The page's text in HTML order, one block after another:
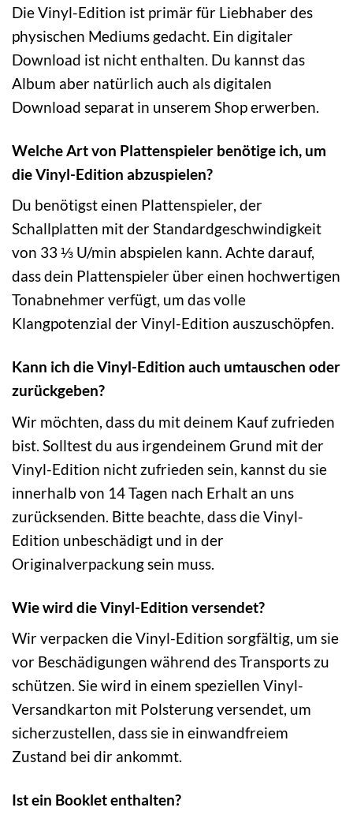
Die Vinyl-Edition ist primär für Liebhaber des
physischen Mediums gedacht. Ein digitaler
Download ist nicht enthalten. Du kannst das
Album aber natürlich auch als digitalen
Download separat in unserem Shop erwerben.
Welche Art von Plattenspieler benötige ich, um
die Vinyl-Edition abzuspielen?
Du benötigst einen Plattenspieler, der
Schallplatten mit der Standardgeschwindigkeit
von 33 ⅓ U/min abspielen kann. Achte darauf,
dass dein Plattenspieler über einen hochwertigen
Tonabnehmer verfügt, um das volle
Klangpotenzial der Vinyl-Edition auszuschöpfen.
Kann ich die Vinyl-Edition auch umtauschen oder
zurückgeben?
Wir möchten, dass du mit deinem Kauf zufrieden
bist. Solltest du aus irgendeinem Grund mit der
Vinyl-Edition nicht zufrieden sein, kannst du sie
innerhalb von 14 Tagen nach Erhalt an uns
zurücksenden. Bitte beachte, dass die Vinyl-
Edition unbeschädigt und in der
Originalverpackung sein muss.
Wie wird die Vinyl-Edition versendet?
Wir verpacken die Vinyl-Edition sorgfältig, um sie
vor Beschädigungen während des Transports zu
schützen. Sie wird in einem speziellen Vinyl-
Versandkarton mit Polsterung versendet, um
sicherzustellen, dass sie in einwandfreiem
Zustand bei dir ankommt.
Ist ein Booklet enthalten?